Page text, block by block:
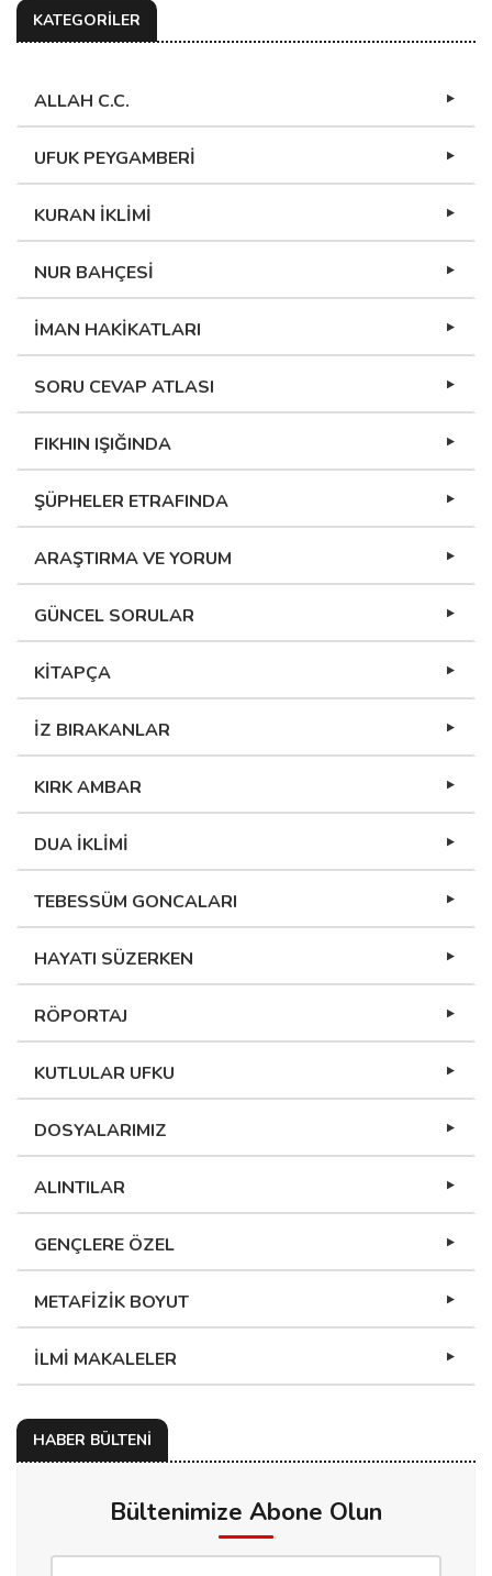
KATEGORİLER
ALLAH C.C.
UFUK PEYGAMBERİ
KURAN İKLİMİ
NUR BAHÇESİ
İMAN HAKİKATLARI
SORU CEVAP ATLASI
FIKHIN IŞIĞINDA
ŞÜPHELER ETRAFINDA
ARAŞTIRMA VE YORUM
GÜNCEL SORULAR
KİTAPÇA
İZ BIRAKANLAR
KIRK AMBAR
DUA İKLİMİ
TEBESSÜM GONCALARI
HAYATI SÜZERKEN
RÖPORTAJ
KUTLULAR UFKU
DOSYALARIMIZ
ALINTILAR
GENÇLERE ÖZEL
METAFİZİK BOYUT
İLMİ MAKALELER
HABER BÜLTENİ
Bültenimize Abone Olun